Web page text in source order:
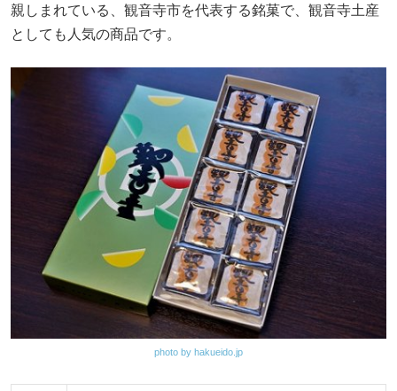
親しまれている、観音寺市を代表する銘菓で、観音寺土産
としても人気の商品です。
photo by hakueido.jp